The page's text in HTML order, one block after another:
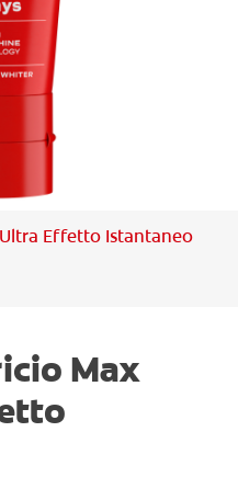
DELLA SALUTE ORALE
TROVA I PRODOTTI PER TE
Effetto Istantaneo
Max